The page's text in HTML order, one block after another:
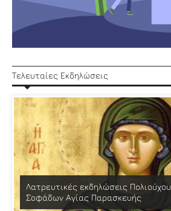
Τελευταίες Εκδηλώσεις
Λατρευτικές εκδηλώσεις Πολιούχου
Σοφάδων Αγίας Παρασκευής